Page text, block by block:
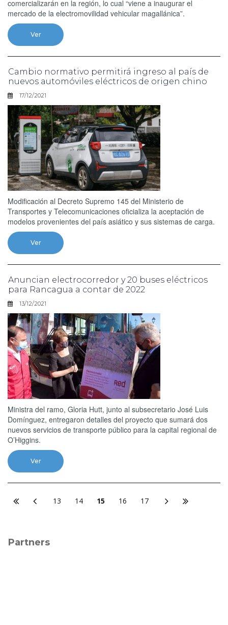
comercializarán en la región, lo cual “viene a inaugurar el
mercado de la electromovilidad vehicular magallánica”.
Ver
Cambio normativo permitirá ingreso al país de
nuevos automóviles eléctricos de origen chino
17/12/2021
Modificación al Decreto Supremo 145 del Ministerio de
Transportes y Telecomunicaciones oficializa la aceptación de
modelos provenientes del país asiático y sus sistemas de carga.
Ver
Anuncian electrocorredor y 20 buses eléctricos
para Rancagua a contar de 2022
13/12/2021
Ministra del ramo, Gloria Hutt, junto al subsecretario José Luis
Domínguez, entregaron detalles del proyecto que sumará dos
nuevos servicios de transporte público para la capital regional de
O’Higgins.
Ver
13 14 15 16 17
Partners